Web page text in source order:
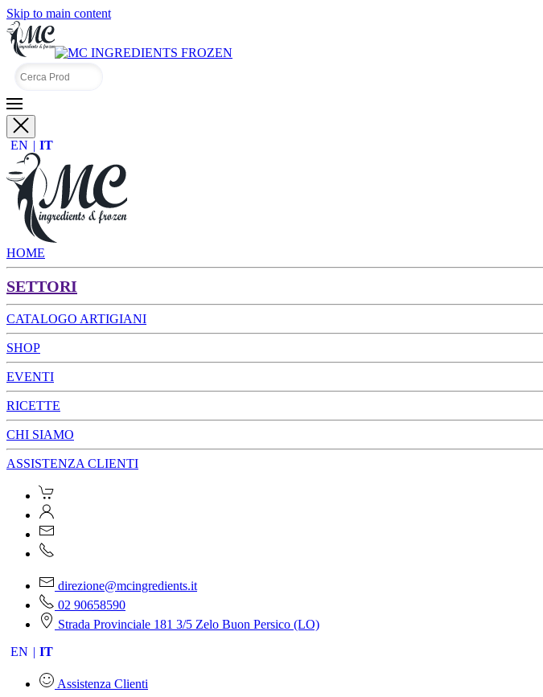
Skip to main content
EN IT
HOME
SETTORI
CATALOGO ARTIGIANI
SHOP
EVENTI
RICETTE
CHI SIAMO
ASSISTENZA CLIENTI
direzione@mcingredients.it
02 90658590
Strada Provinciale 181 3/5 Zelo Buon Persico (LO)
EN
IT
Assistenza Clienti